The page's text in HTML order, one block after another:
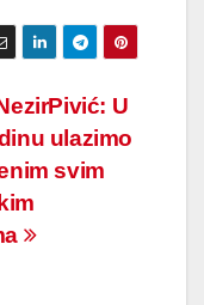
U
ulazimo
svim